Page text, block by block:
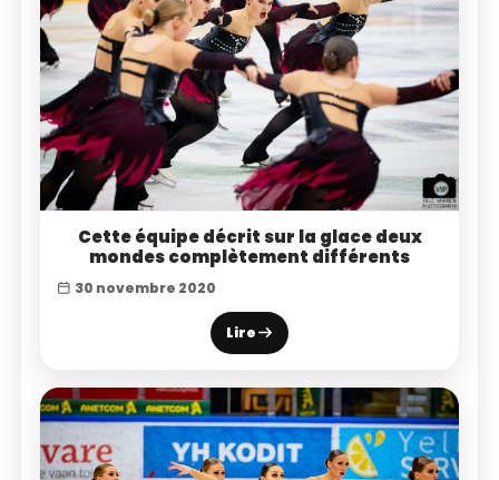
Cette équipe décrit sur la glace deux
mondes complètement différents
30 novembre 2020
Lire